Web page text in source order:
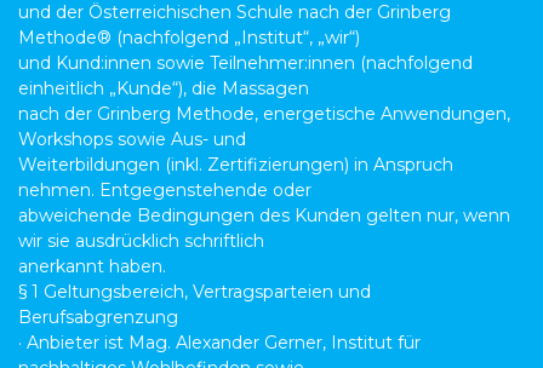
und der Österreichischen Schule nach der Grinberg
Methode® (nachfolgend „Institut“, „wir“)
und Kund:innen sowie Teilnehmer:innen (nachfolgend
einheitlich „Kunde“), die Massagen
nach der Grinberg Methode, energetische Anwendungen,
Workshops sowie Aus- und
Weiterbildungen (inkl. Zertifizierungen) in Anspruch
nehmen. Entgegenstehende oder
abweichende Bedingungen des Kunden gelten nur, wenn
wir sie ausdrücklich schriftlich
anerkannt haben.
§ 1 Geltungsbereich, Vertragsparteien und
Berufsabgrenzung
· Anbieter ist Mag. Alexander Gerner, Institut für